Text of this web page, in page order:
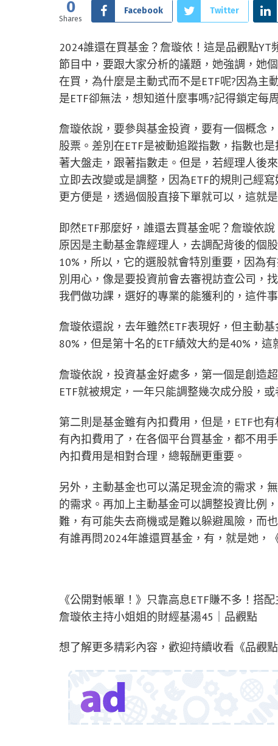
0
Shares
Facebook Twitter
2024誰還在買基金？詹璇依！這是品觀點
節目中，要跟大家分析的議題，她強調，她
在買，為什麼是主動式而不是ETF呢?因為主
是ETF卻無法，想知道什麼事嗎?記得鎖定每
詹璇依說，要參與基金投資，要有一個概念
股票。差別在ETF是被動追蹤指數，指數也
著大盤走，跟著指數走。但是，若經理人後
立即去改變或是調整，因為ETF的規則己經
更方便是，透過個股直接下單就可以，這就
即然ETF那麼好，誰還去買基金呢？詹璇依
原因是主動基金靠經理人，去調配背後的個
10%，所以，它的選股就會特別重要，因為
別用心，像是要投資前會去審視訪查公司，
我們做功課，選好的專業的能獲利的，這件
詹璇依還說，去年雖然ETF表現好，但主動
80%，但是第十名的ETF績效大約是40%，這
詹璇依說，投資基金好處多，第一個是創造
ETF就被規定，一年只能調整幾次成分股，或
第二則是基金雖有內扣費用，但是，ETF也
有內扣費用了，在各個平台買基金，都不用
內扣費用是相對合理，總報酬更重要。
另外，主動基金也可以滿足現金流的需求，
的需求。再加上主動基金可以調整投資比例
難，有可能失去商機或是難以躲避風險，而
有誰再問2024年誰還買基金，有，就是她，
《公開對帳單！》只靠高息ETF賺不多！搭
詹璇依主持小姐姐的財經基湯45｜品觀點
想了解更多精彩內容，歡迎持續收看《品觀